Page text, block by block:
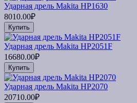
Ударная дрель Makita HP1630
8010.00₽
Купить
Ударная дрель Makita HP2051F
16680.00₽
Купить
Ударная дрель Makita HP2070
20710.00₽